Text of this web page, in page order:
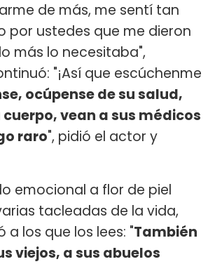
de más, me sentí tan
por ustedes que me dieron
más lo necesitaba",
"¡Así que escúchenme
ocúpense de su salud,
vean a sus médicos
raro", pidió el actor y
emocional a flor de piel
tacleadas de la vida,
a los que los lees: "También
viejos, a sus abuelos